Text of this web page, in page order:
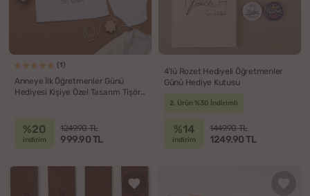
(1)
Anneye İlk Öğretmenler Günü
Hediyesi Kişiye Özel Tasarım Tişört
%20
indirim
1249.90 TL
999.90 TL
4'lü Rozet Hediyeli Öğretmenler
Günü Hediye Kutusu
2. Ürün %30 İndirimli
%14
indirim
1449.90 TL
1249.90 TL